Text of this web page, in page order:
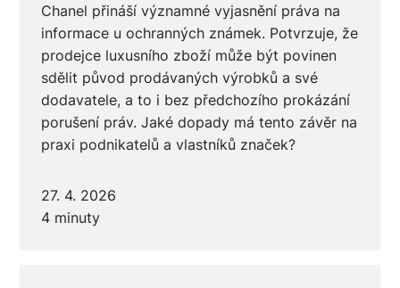
Chanel přináší významné vyjasnění práva na
informace u ochranných známek. Potvrzuje, že
prodejce luxusního zboží může být povinen
sdělit původ prodávaných výrobků a své
dodavatele, a to i bez předchozího prokázání
porušení práv. Jaké dopady má tento závěr na
praxi podnikatelů a vlastníků značek?
27. 4. 2026
4 minuty